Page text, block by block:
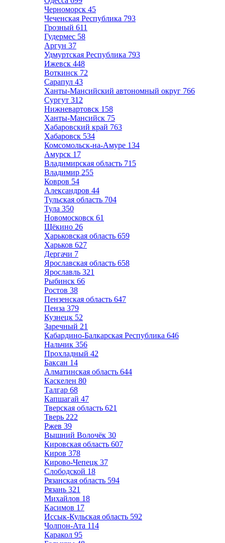
Черноморск 45
Чеченская Республика 793
Грозный 611
Гудермес 58
Аргун 37
Удмуртская Республика 793
Ижевск 448
Воткинск 72
Сарапул 43
Ханты-Мансийский автономный округ 766
Сургут 312
Нижневартовск 158
Ханты-Мансийск 75
Хабаровский край 763
Хабаровск 534
Комсомольск-на-Амуре 134
Амурск 17
Владимирская область 715
Владимир 255
Ковров 54
Александров 44
Тульская область 704
Тула 350
Новомосковск 61
Щёкино 26
Харьковская область 659
Харьков 627
Дергачи 7
Ярославская область 658
Ярославль 321
Рыбинск 66
Ростов 38
Пензенская область 647
Пенза 379
Кузнецк 52
Заречный 21
Кабардино-Балкарская Республика 646
Нальчик 356
Прохладный 42
Баксан 14
Алматинская область 644
Каскелен 80
Талгар 68
Капшагай 47
Тверская область 621
Тверь 222
Ржев 39
Вышний Волочёк 30
Кировская область 607
Киров 378
Кирово-Чепецк 37
Слободской 18
Рязанская область 594
Рязань 321
Михайлов 18
Касимов 17
Иссык-Кульская область 592
Чолпон-Ата 114
Каракол 95